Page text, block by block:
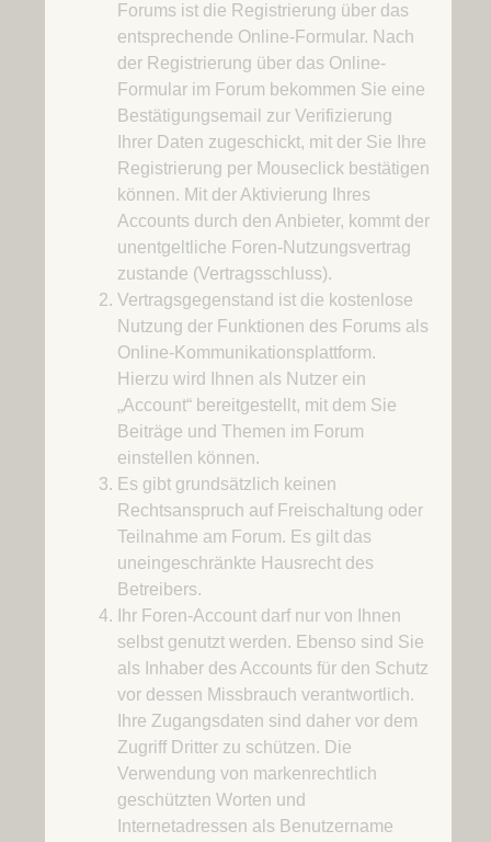
Forums ist die Registrierung über das
entsprechende Online-Formular. Nach
der Registrierung über das Online-
Formular im Forum bekommen Sie eine
Bestätigungsemail zur Verifizierung
Ihrer Daten zugeschickt, mit der Sie Ihre
Registrierung per Mouseclick bestätigen
können. Mit der Aktivierung Ihres
Accounts durch den Anbieter, kommt der
unentgeltliche Foren-Nutzungsvertrag
zustande (Vertragsschluss).
Vertragsgegenstand ist die kostenlose
Nutzung der Funktionen des Forums als
Online-Kommunikationsplattform.
Hierzu wird Ihnen als Nutzer ein
„Account“ bereitgestellt, mit dem Sie
Beiträge und Themen im Forum
einstellen können.
Es gibt grundsätzlich keinen
Rechtsanspruch auf Freischaltung oder
Teilnahme am Forum. Es gilt das
uneingeschränkte Hausrecht des
Betreibers.
Ihr Foren-Account darf nur von Ihnen
selbst genutzt werden. Ebenso sind Sie
als Inhaber des Accounts für den Schutz
vor dessen Missbrauch verantwortlich.
Ihre Zugangsdaten sind daher vor dem
Zugriff Dritter zu schützen. Die
Verwendung von markenrechtlich
geschützten Worten und
Internetadressen als Benutzername